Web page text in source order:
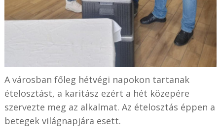
A városban főleg hétvégi napokon tartanak
ételosztást, a karitász ezért a hét közepére
szervezte meg az alkalmat. Az ételosztás éppen a
betegek világnapjára esett.